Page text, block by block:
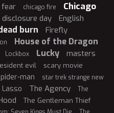
fear chicago fire
Chicago
disclosure day
English
burn Firefly
House of the Dragon
Lockbox Lucky
masters
evil scary movie
man
star trek strange new
Lasso The Agency
The
The Gentleman Thief